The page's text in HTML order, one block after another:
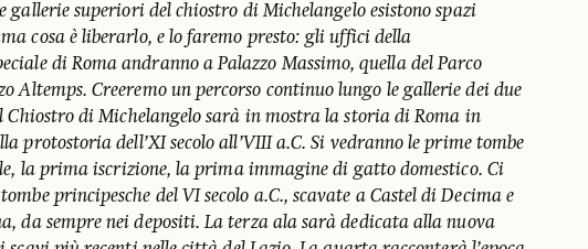
gallerie superiori del chiostro di Michelangelo esistono spazi
cosa è liberarlo, e lo faremo presto: gli uffici della
di Roma andranno a Palazzo Massimo, quella del Parco
Altemps. Creeremo un percorso continuo lungo le gallerie dei due
Chiostro di Michelangelo sarà in mostra la storia di Roma in
protostoria dell’XI secolo all’VIII a.C. Si vedranno le prime tombe
la prima iscrizione, la prima immagine di gatto domestico. Ci
principesche del VI secolo a.C., scavate a Castel di Decima e
da sempre nei depositi. La terza ala sarà dedicata alla nuova